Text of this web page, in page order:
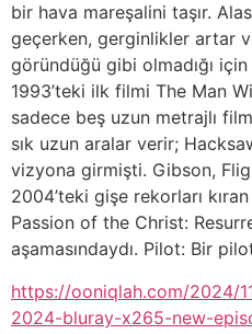
bir hava mareşalini taşır.
geçerken, gerginlikler artar
göründüğü gibi olmadığı için
1993’teki ilk filmi The Man
sadece beş uzun metrajlı
sık uzun aralar verir;
vizyona girmişti. Gibson,
2004’teki gişe rekorları
Passion of the Christ:
aşamasındaydı. Pilot: Bir
https://ooniqlah.com/2024/
2024-bluray-x265-new-